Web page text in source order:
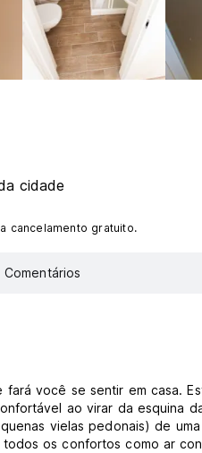
cidade
cancelamento gratuito.
Comentários
fará você se sentir em casa.
ao virar da esquina
vielas pedonais) de
os confortos como ar